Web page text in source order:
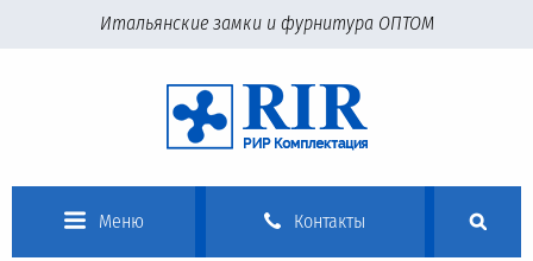
Итальянские замки и фурнитура ОПТОМ
Меню Контакты